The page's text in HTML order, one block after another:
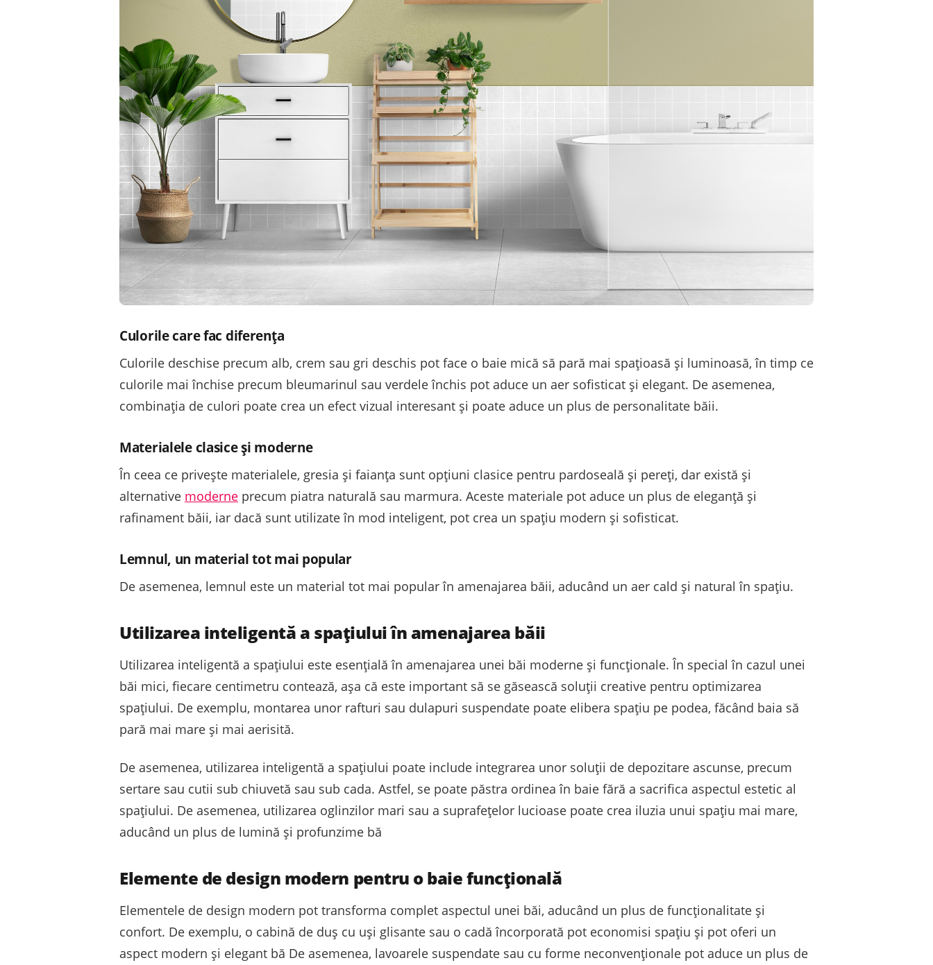
Culorile care fac diferența
Culorile deschise precum alb, crem sau gri deschis pot face o baie mică să pară mai spațioasă și luminoasă, în timp ce
culorile mai închise precum bleumarinul sau verdele închis pot aduce un aer sofisticat și elegant. De asemenea,
combinația de culori poate crea un efect vizual interesant și poate aduce un plus de personalitate băii.
Materialele clasice și moderne
În ceea ce privește materialele, gresia și faianța sunt opțiuni clasice pentru pardoseală și pereți, dar există și
alternative moderne precum piatra naturală sau marmura. Aceste materiale pot aduce un plus de eleganță și
rafinament băii, iar dacă sunt utilizate în mod inteligent, pot crea un spațiu modern și sofisticat.
Lemnul, un material tot mai popular
De asemenea, lemnul este un material tot mai popular în amenajarea băii, aducând un aer cald și natural în spațiu.
Utilizarea inteligentă a spațiului în amenajarea băii
Utilizarea inteligentă a spațiului este esențială în amenajarea unei băi moderne și funcționale. În special în cazul unei
băi mici, fiecare centimetru contează, așa că este important să se găsească soluții creative pentru optimizarea
spațiului. De exemplu, montarea unor rafturi sau dulapuri suspendate poate elibera spațiu pe podea, făcând baia să
pară mai mare și mai aerisită.
De asemenea, utilizarea inteligentă a spațiului poate include integrarea unor soluții de depozitare ascunse, precum
sertare sau cutii sub chiuvetă sau sub cada. Astfel, se poate păstra ordinea în baie fără a sacrifica aspectul estetic al
spațiului. De asemenea, utilizarea oglinzilor mari sau a suprafețelor lucioase poate crea iluzia unui spațiu mai mare,
aducând un plus de lumină și profunzime bă
Elemente de design modern pentru o baie funcțională
Elementele de design modern pot transforma complet aspectul unei băi, aducând un plus de funcționalitate și
confort. De exemplu, o cabină de duș cu uși glisante sau o cadă încorporată pot economisi spațiu și pot oferi un
aspect modern și elegant bă De asemenea, lavoarele suspendate sau cu forme neconvenționale pot aduce un plus de